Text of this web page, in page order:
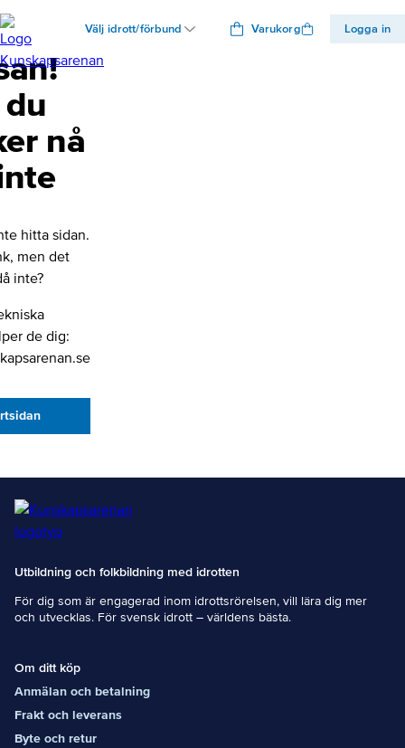
Välj idrott/förbund Varukorg Logga in
nå
hitta sidan.
men det
inte?
de dig:
Utbildning och folkbildning med idrotten
För dig som är engagerad inom idrottsrörelsen, vill lära dig mer
och utvecklas. För svensk idrott – världens bästa.
Om ditt köp
Anmälan och betalning
Frakt och leverans
Byte och retur